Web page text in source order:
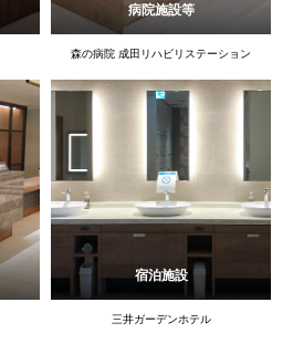
病院施設等
森の病院 成田リハビリステーション
宿泊施設
三井ガーデンホテル